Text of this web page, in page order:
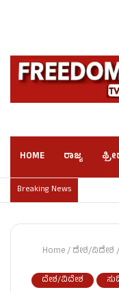
HOME ರಾಜ್ಯ
Breaking News
Home/ದೇಶ/ವಿದೇಶ/
ದೇಶ/ವಿದೇಶ